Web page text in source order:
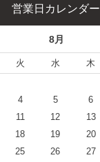
営業日カレンダー
8月
火 水 木
4 5 6
11 12 13
18 19 20
25 26 27